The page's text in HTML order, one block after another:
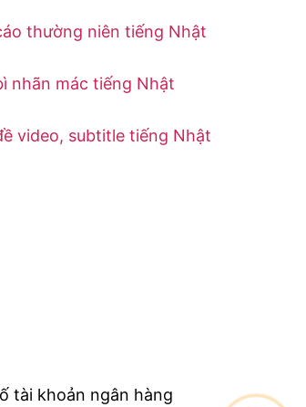
thường niên tiếng Nhật
nhãn mác tiếng Nhật
video, subtitle tiếng Nhật
tài khoản ngân hàng